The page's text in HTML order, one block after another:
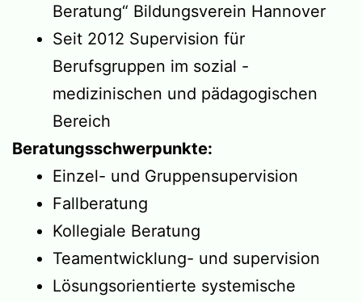
Beratung“ Bildungsverein Hannover
Seit 2012 Supervision für
Berufsgruppen im sozial -
medizinischen und pädagogischen
Bereich
Beratungsschwerpunkte:
Einzel- und Gruppensupervision
Fallberatung
Kollegiale Beratung
Teamentwicklung- und supervision
Lösungsorientierte systemische